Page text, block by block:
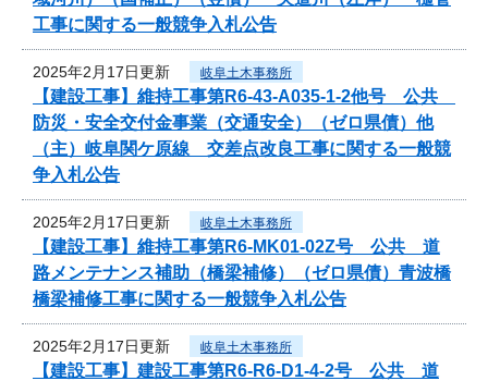
工事に関する一般競争入札公告
2025年2月17日更新 岐阜土木事務所
【建設工事】維持工事第R6-43-A035-1-2他号 公共
防災・安全交付金事業（交通安全）（ゼロ県債）他
（主）岐阜関ケ原線 交差点改良工事に関する一般競
争入札公告
2025年2月17日更新 岐阜土木事務所
【建設工事】維持工事第R6-MK01-02Z号 公共 道
路メンテナンス補助（橋梁補修）（ゼロ県債）青波橋
橋梁補修工事に関する一般競争入札公告
2025年2月17日更新 岐阜土木事務所
【建設工事】建設工事第R6-R6-D1-4-2号 公共 道